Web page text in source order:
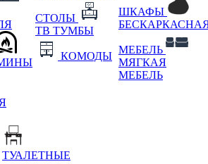
СТОЛЫ
ТВ ТУМБЫ
КОМОДЫ
ШКАФЫ
МЕБЕЛЬ
МЯГКАЯ
МЕБЕЛЬ
ТУАЛЕТНЫЕ